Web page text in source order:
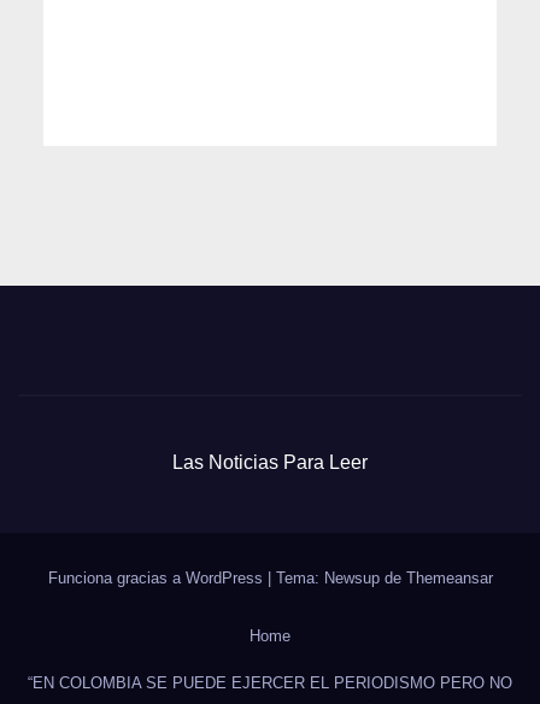
Las Noticias Para Leer
Funciona gracias a WordPress Tema: Newsup de Themeansar
Home
“EN COLOMBIA SE PUEDE EJERCER EL PERIODISMO PERO NO